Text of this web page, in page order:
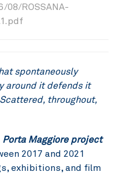
ROSSANA-
spontaneously
around it defends it
throughout,
Porta Maggiore project
2017 and 2021
exhibitions, and film